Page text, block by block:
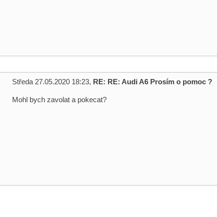
Středa 27.05.2020 18:23, RE: RE: Audi A6 Prosím o pomoc ?
Mohl bych zavolat a pokecat?